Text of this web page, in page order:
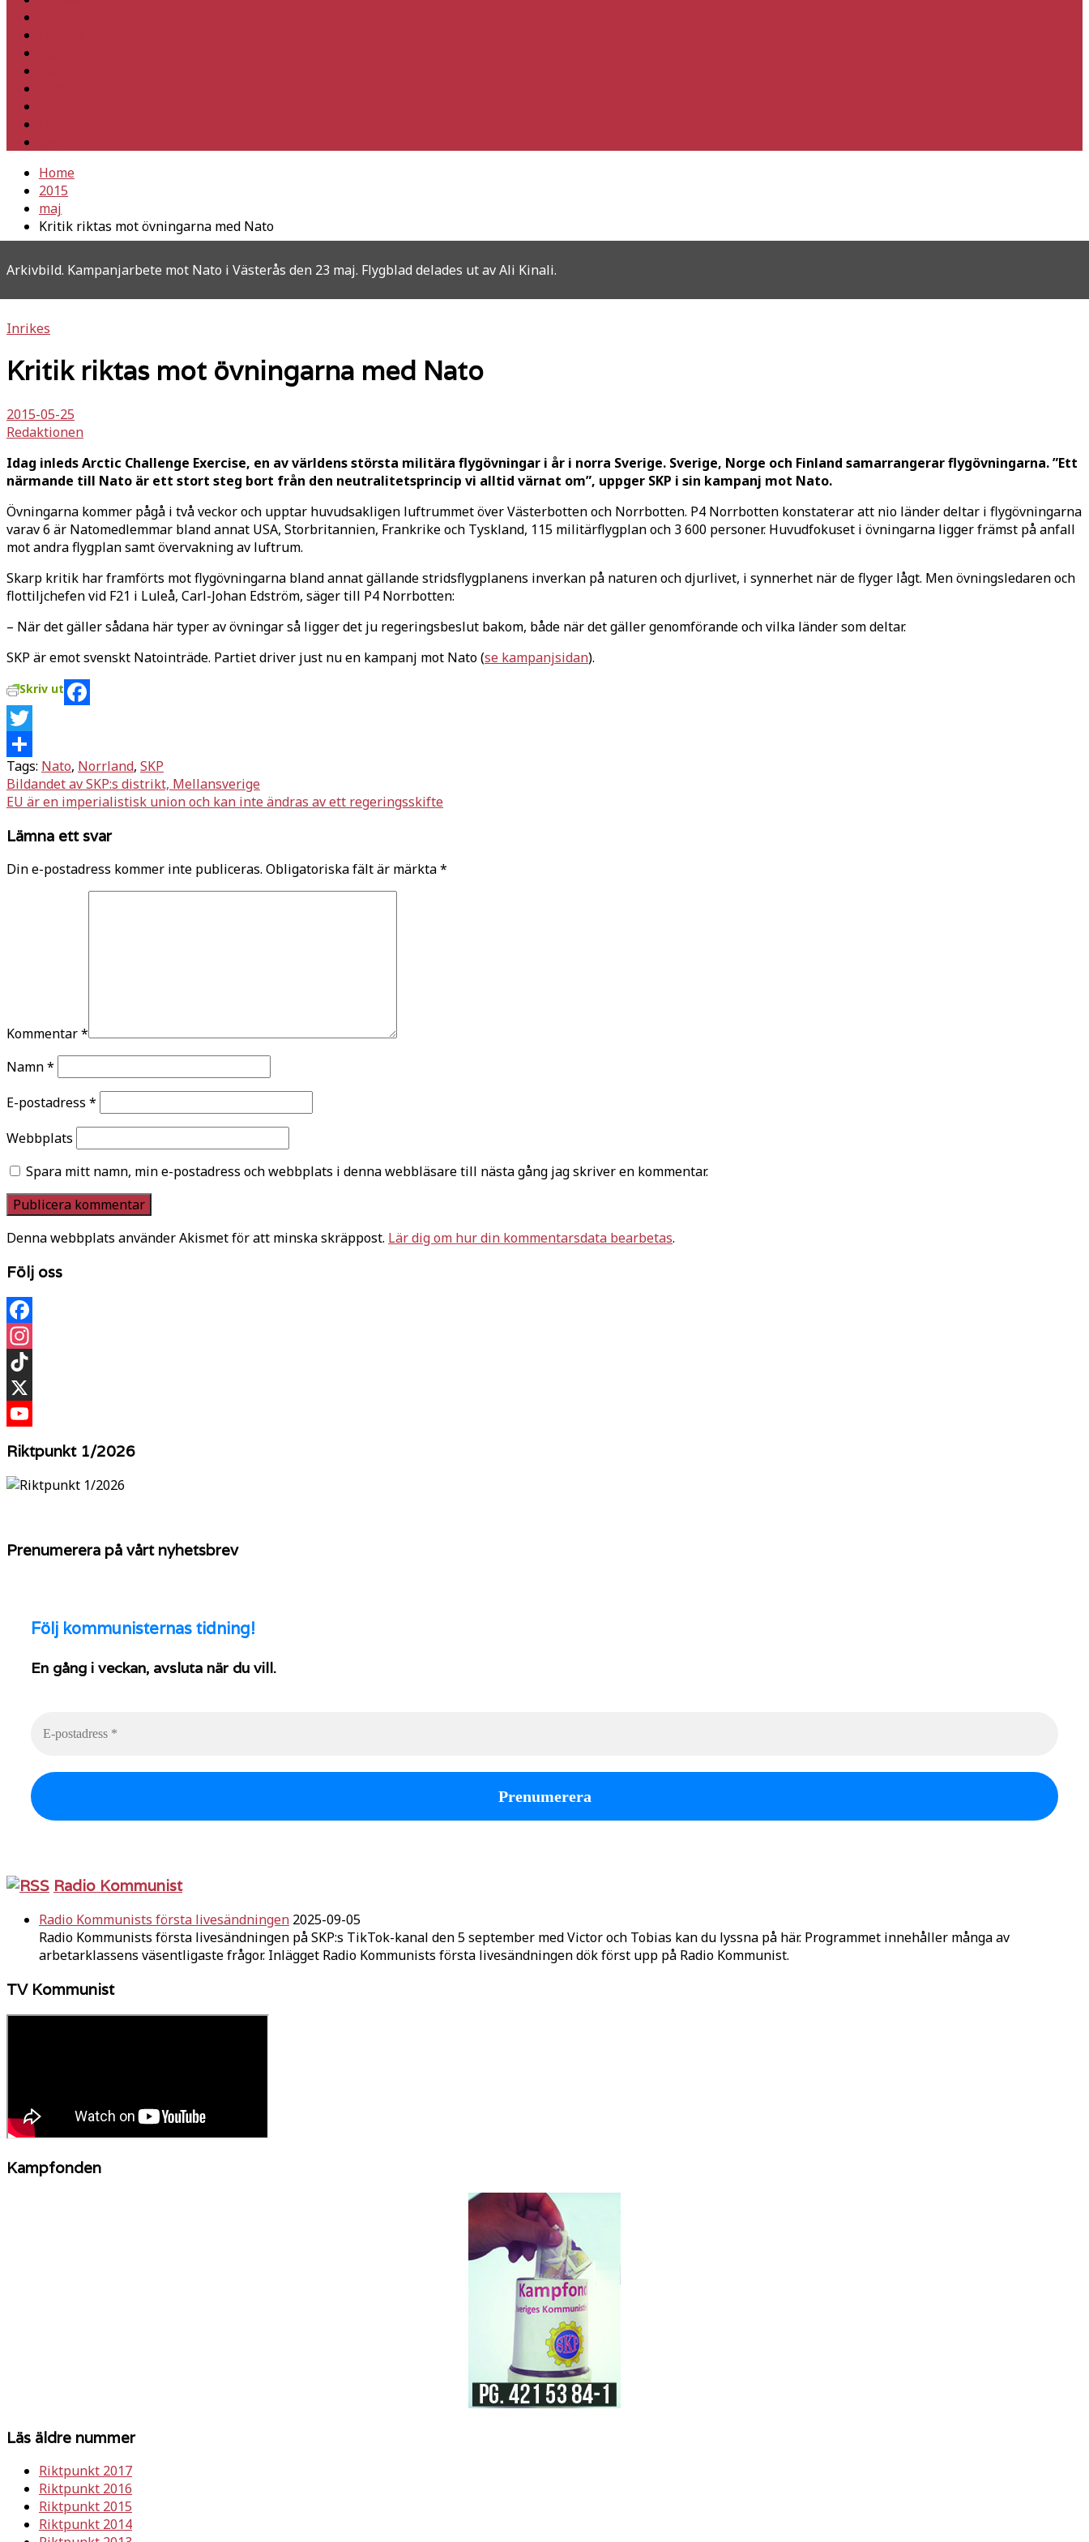
Home
2015
maj
Kritik riktas mot övningarna med Nato
Arkivbild. Kampanjarbete mot Nato i Västerås den 23 maj. Flygblad delades ut av Ali Kinali.
Inrikes
Kritik riktas mot övningarna med Nato
2015-05-25
Redaktionen
Idag inleds Arctic Challenge Exercise, en av världens största militära flygövningar i år i norra Sverige. Sverige, Norge och Finland samarrangerar flygövningarna. ”Ett
närmande till Nato är ett stort steg bort från den neutralitetsprincip vi alltid värnat om”, uppger SKP i sin kampanj mot Nato.
Övningarna kommer pågå i två veckor och upptar huvudsakligen luftrummet över Västerbotten och Norrbotten. P4 Norrbotten konstaterar att nio länder deltar i flygövningarna
varav 6 är Natomedlemmar bland annat USA, Storbritannien, Frankrike och Tyskland, 115 militärflygplan och 3 600 personer. Huvudfokuset i övningarna ligger främst på anfall
mot andra flygplan samt övervakning av luftrum.
Skarp kritik har framförts mot flygövningarna bland annat gällande stridsflygplanens inverkan på naturen och djurlivet, i synnerhet när de flyger lågt. Men övningsledaren och
flottiljchefen vid F21 i Luleå, Carl-Johan Edström, säger till P4 Norrbotten:
– När det gäller sådana här typer av övningar så ligger det ju regeringsbeslut bakom, både när det gäller genomförande och vilka länder som deltar.
SKP är emot svenskt Natointräde. Partiet driver just nu en kampanj mot Nato (se kampanjsidan).
Skriv ut
Facebook
Twitter
Dela
Tags: Nato, Norrland, SKP
Inläggsnavigering
Bildandet av SKP:s distrikt, Mellansverige
EU är en imperialistisk union och kan inte ändras av ett regeringsskifte
Lämna ett svar
Din e-postadress kommer inte publiceras. Obligatoriska fält är märkta*
Kommentar*
Namn*
E-postadress *
Webbplats
Spara mitt namn, min e-postadress och webbplats i denna webbläsare till nästa gång jag skriver en kommentar.
Denna webbplats använder Akismet för att minska skräppost. Lär dig om hur din kommentarsdata bearbetas.
Följ oss
Facebook
Instagram
TikTok
X
Riktpunkt 1/2026
Prenumerera på vårt nyhetsbrev
Följ kommunisternas tidning!
En gång i veckan, avsluta när du vill.
Radio Kommunist
Radio Kommunists första livesändningen 2025-09-05
Radio Kommunists första livesändningen på SKP:s TikTok-kanal den 5 september med Victor och Tobias kan du lyssna på här. Programmet innehåller många av
arbetarklassens väsentligaste frågor. Inlägget Radio Kommunists första livesändningen dök först upp på Radio Kommunist.
TV Kommunist
Kampfonden
Läs äldre nummer
Riktpunkt 2017
Riktpunkt 2016
Riktpunkt 2015
Riktpunkt 2014